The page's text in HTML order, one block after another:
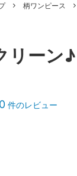
柄ワンピース
リーン
0 件のレビュー